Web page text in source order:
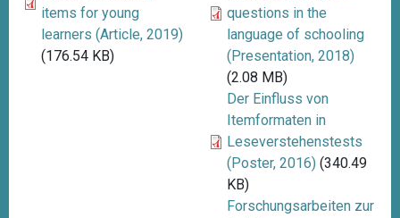
items for young
learners (Article, 2019)
(176.54 KB)
questions in the
language of schooling
(Presentation, 2018)
(2.08 MB)
Der Einfluss von
Itemformaten in
Leseverstehenstests
(Poster, 2016) (340.49
KB)
Forschungsarbeiten zur